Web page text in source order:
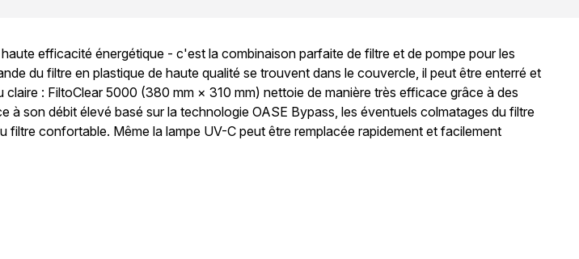
efficacité énergétique - c'est la combinaison parfaite de filtre et de pompe pour les
du filtre en plastique de haute qualité se trouvent dans le couvercle, il peut être enterré et
: FiltoClear 5000 (380 mm × 310 mm) nettoie de manière très efficace grâce à des
son débit élevé basé sur la technologie OASE Bypass, les éventuels colmatages du filtre
confortable. Même la lampe UV-C peut être remplacée rapidement et facilement